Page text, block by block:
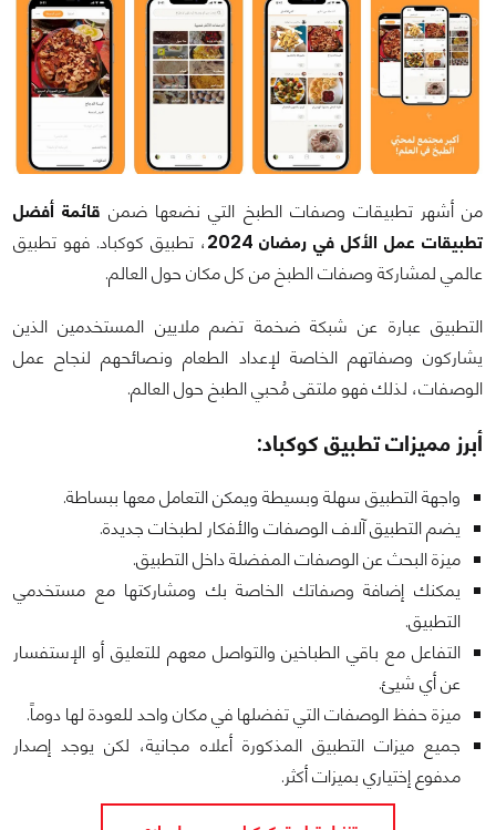
من أشهر تطبيقات وصفات الطبخ التي نضعها ضمن قائمة أفضل
تطبيقات عمل الأكل في رمضان 2024
، تطبيق كوكباد. فهو تطبيق
عالمي لمشاركة وصفات الطبخ من كل مكان حول العالم.
التطبيق عبارة عن شبكة ضخمة تضم ملايين المستخدمين الذين
يشاركون وصفاتهم الخاصة لإعداد الطعام ونصائحهم لنجاح عمل
الوصفات، لذلك فهو ملتقى مُحبي الطبخ حول العالم.
أبرز مميزات تطبيق كوكباد:
واجهة التطبيق سهلة وبسيطة ويمكن التعامل معها ببساطة.
يضم التطبيق آلاف الوصفات والأفكار لطبخات جديدة.
ميزة البحث عن الوصفات المفضلة داخل التطبيق.
يمكنك إضافة وصفاتك الخاصة بك ومشاركتها مع مستخدمي
التطبيق.
التفاعل مع باقي الطباخين والتواصل معهم للتعليق أو الإستفسار
عن أي شيئ.
ميزة حفظ الوصفات التي تفضلها في مكان واحد للعودة لها دوماً.
جميع ميزات التطبيق المذكورة أعلاه مجانية، لكن يوجد إصدار
مدفوع إختياري بميزات أكثر.